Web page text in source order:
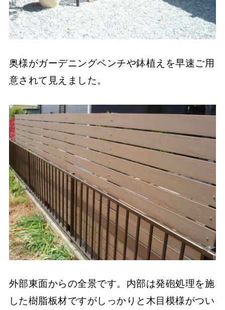
奥様がガーデニングベンチや鉢植えを早速ご用
意されて見えました。
外部東面からの全景です。内部は発砲処理を施
した樹脂板材ですがしっかりと木目模様がつい